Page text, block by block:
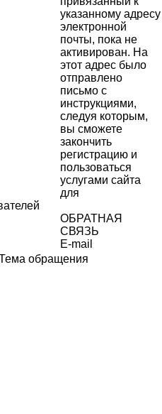
указанному адресу
электронной
почты, пока не
активирован. На
этот адрес было
отправлено
письмо с
инструкциями,
следуя которым,
вы сможете
закончить
регистрацию и
пользоваться
услугами сайта
для
ОБРАТНАЯ
СВЯЗЬ
E-mail
обращения